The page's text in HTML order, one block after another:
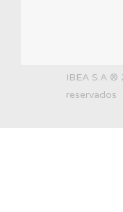
IBEA S.A
reservados